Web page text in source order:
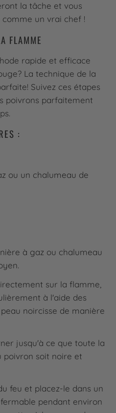
la tâche et vous
un vrai chef !
FLAMME
rapide et efficace
La technique de la
Suivez ces étapes
poivrons parfaitement
:
ou un chalumeau de
à gaz ou chalumeau
sur la flamme,
à l'aide des
noircisse de manière
jusqu'à ce que toute la
poivron soit noire et
feu et placez-le dans un
pendant environ